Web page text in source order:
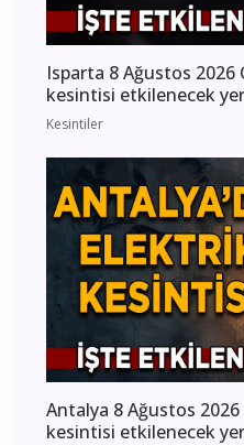
Isparta 8 Ağustos
kesintisi etkilenecek
Kesintiler
Antalya 8 Ağustos
kesintisi etkilenecek